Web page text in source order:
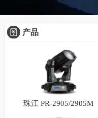
产品
珠江 PR-2905/2905M